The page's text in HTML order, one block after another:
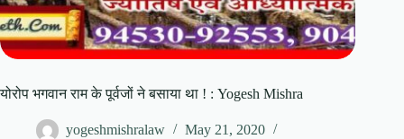
योरोप भगवान राम के पूर्वजों ने बसाया था ! : Yogesh Mishra
yogeshmishralaw
May 21, 2020